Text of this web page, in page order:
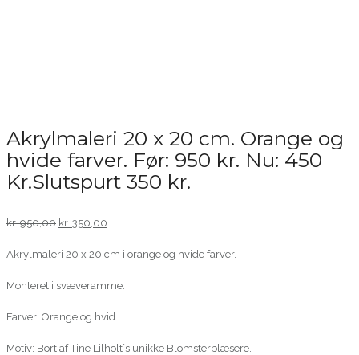
Akrylmaleri 20 x 20 cm. Orange og
hvide farver. Før: 950 kr. Nu: 450
Kr.Slutspurt 350 kr.
kr.950,00 Original
kr. 950,00.
kr. 350,00
kr. 350,00.
Akrylmaleri 20 x 20 cm i orange og hvide farver.
Monteret i svæveramme.
Farver: Orange og hvid
Motiv: Bort af Tine Lilholt´s unikke Blomsterblæsere.